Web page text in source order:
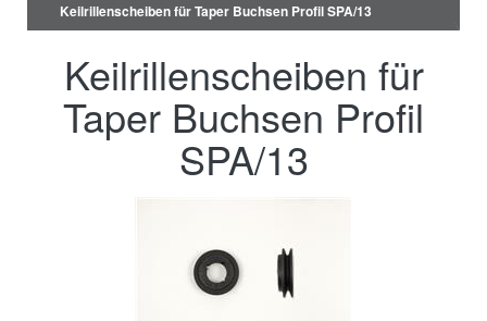
Keilrillenscheiben für Taper Buchsen Profil SPA/13
Keilrillenscheiben für
Taper Buchsen Profil
SPA/13